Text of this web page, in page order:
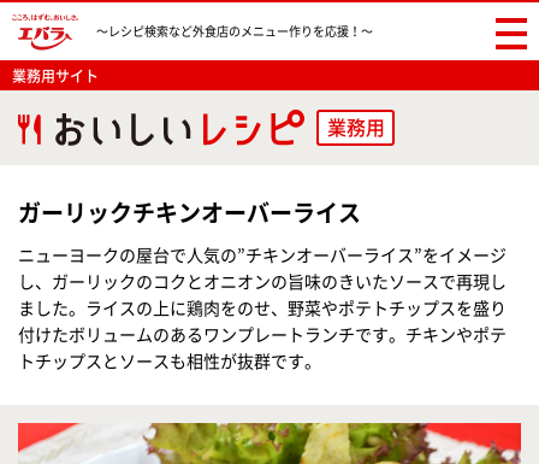
〜レシピ検索など外食店のメニュー作りを応援！〜
業務用サイト
業務用
ガーリックチキンオーバーライス
ニューヨークの屋台で人気の”チキンオーバーライス”をイメージ
し、ガーリックのコクとオニオンの旨味のきいたソースで再現し
ました。ライスの上に鶏肉をのせ、野菜やポテトチップスを盛り
付けたボリュームのあるワンプレートランチです。チキンやポテ
トチップスとソースも相性が抜群です。